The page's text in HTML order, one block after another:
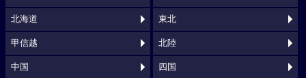
北海道 東北
甲信越 北陸
中国 四国